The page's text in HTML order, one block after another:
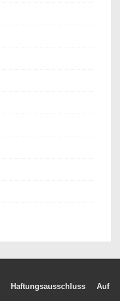
Haftungsausschluss
Auf